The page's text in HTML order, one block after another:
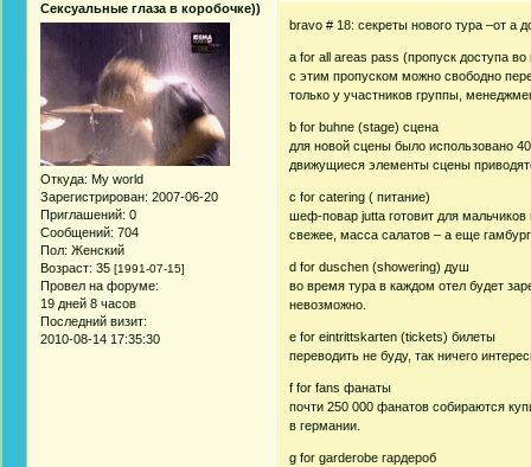
Сексуальные глаза в коробочке))
Откуда: My world
Зарегистрирован: 2007-06-20
Приглашений: 0
Сообщений: 704
Пол: Женский
Возраст: 35 [1991-07-15]
Провел на форуме:
19 дней 8 часов
Последний визит:
2010-08-14 17:35:30
bravo # 18: секреты нового тура –от а
a for all areas pass (пропуск доступа
с этим пропуском можно свободно
только у участников группы,
b for buhne (stage) сцена
для новой сцены было использовано
движущиеся элементы сцены
c for catering ( питание)
шеф-повар jutta готовит для
свежее, масса салатов – а еще
d for duschen (showering) душ
во время тура в каждом отел будет
невозможно.
e for eintrittskarten (tickets) билеты
переводить не буду, так ничего
f for fans фанаты
почти 250 000 фанатов собираются
в германии.
g for garderobe гардероб